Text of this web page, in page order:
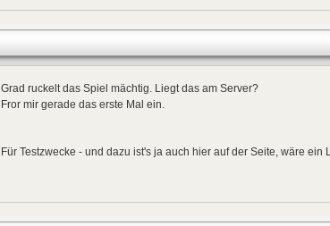
Grad ruckelt das Spiel mächtig. Liegt das am Server?
Fror mir gerade das erste Mal ein.
Für Testzwecke - und dazu ist's ja auch hier auf der Seite, wäre